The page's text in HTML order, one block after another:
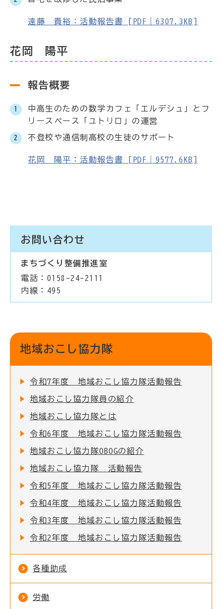
遠藤 貴裕：活動報告書 [PDF｜6307.3KB]
花岡 陽平
報告概要
中高生のための数学カフェ「エルデシュ」とフ
リースペース「ユトリロ」の運営
不登校や通信制高校の生徒のサポート
花岡 陽平：活動報告書 [PDF｜9577.6KB]
お問い合わせ
まちづくり整備推進室
電話：0158-24-2111
内線：495
地域おこし協力隊
令和7年度 地域おこし協力隊活動報告
地域おこし協力隊員の紹介
地域おこし協力隊とは
令和6年度 地域おこし協力隊活動報告
地域おこし協力隊OBOGの紹介
地域おこし協力隊 活動報告
令和5年度 地域おこし協力隊活動報告
令和4年度 地域おこし協力隊活動報告
令和3年度 地域おこし協力隊活動報告
令和2年度 地域おこし協力隊活動報告
各種助成
労働